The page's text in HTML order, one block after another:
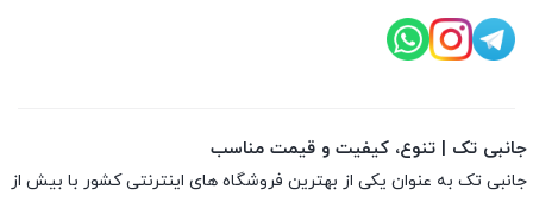
جانبی تک | تنوع، کیفیت و قیمت مناسب
جانبی تک به عنوان یکی از بهترین فروشگاه های اینترنتی کشور با بیش از